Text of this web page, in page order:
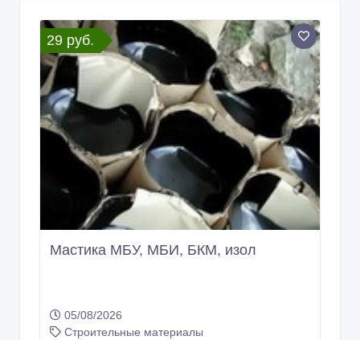
29 руб.
Мастика МБУ, МБИ, БКМ, изол
05/08/2026
Строительные материалы